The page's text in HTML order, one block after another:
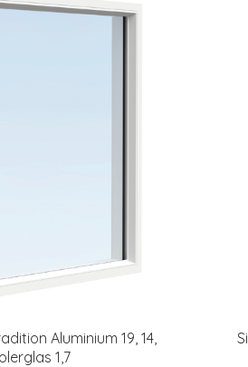
Aluminium 19, 14,
1,7